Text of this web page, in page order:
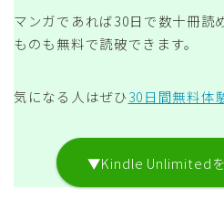
マンガであれば30日で数十冊読
ものも無料で読破できます。
気になる人はぜひ30日間無料体
▼Kindle Unlimited